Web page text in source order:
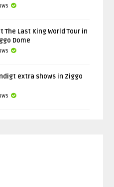
The Last King World Tour in
Dome
extra shows in Ziggo